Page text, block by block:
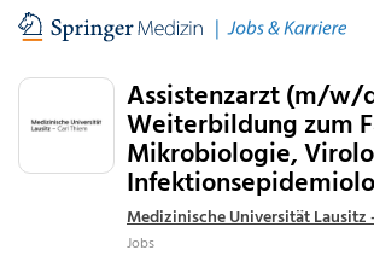
Assistenzarzt (m/w/
Weiterbildung zum
Mikrobiologie,
Medizinische Universität Lausitz
Jobs